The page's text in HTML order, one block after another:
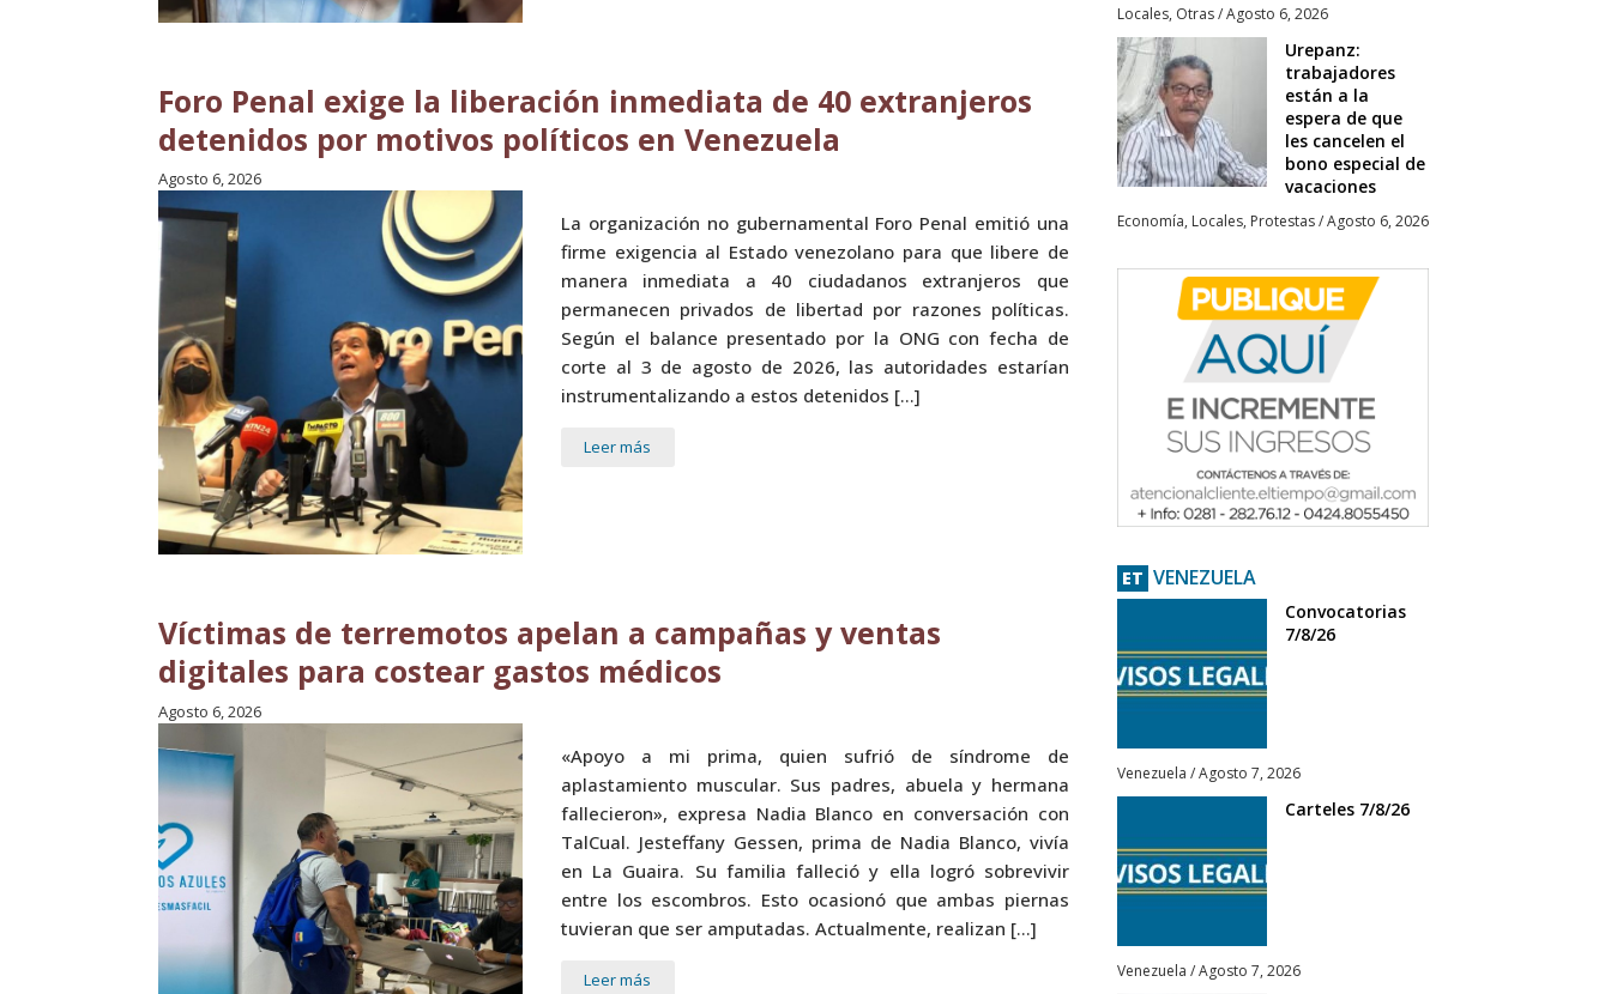
Foro Penal exige la liberación inmediata de 40 extranjeros
detenidos por motivos políticos en Venezuela
Agosto 6, 2026
La organización no gubernamental Foro Penal emitió una
firme exigencia al Estado venezolano para que libere de
manera inmediata a 40 ciudadanos extranjeros que
permanecen privados de libertad por razones políticas.
Según el balance presentado por la ONG con fecha de
corte al 3 de agosto de 2026, las autoridades estarían
instrumentalizando a estos detenidos […]
Leer más
Víctimas de terremotos apelan a campañas y ventas
digitales para costear gastos médicos
Agosto 6, 2026
«Apoyo a mi prima, quien sufrió de síndrome de
aplastamiento muscular. Sus padres, abuela y hermana
fallecieron», expresa Nadia Blanco en conversación con
TalCual. Jesteffany Gessen, prima de Nadia Blanco, vivía
en La Guaira. Su familia falleció y ella logró sobrevivir
entre los escombros. Esto ocasionó que ambas piernas
tuvieran que ser amputadas. Actualmente, realizan […]
Leer más
Locales, Otras/Agosto 6, 2026
Urepanz:
trabajadores
están a la
espera de que
les cancelen el
bono especial de
vacaciones
Economía, Locales, Protestas/Agosto 6, 2026
ET VENEZUELA
Convocatorias
7/8/26
Venezuela /Agosto 7, 2026
Carteles 7/8/26
Venezuela /Agosto 7, 2026